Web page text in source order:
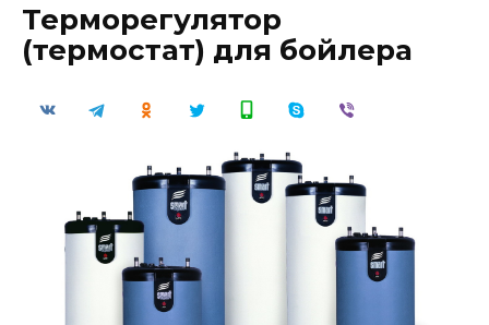
Терморегулятор
(термостат) для бойлера